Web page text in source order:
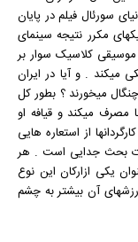
سورئال فیلم در پایان
مکرر نتیجه سینمای
موسیقی کلاسیک سوار بر
میکند . و آیا در ایران
چنگال میخورند ؟ بطور کل
مصرف میکند و قیافه او
از استعاره هایی
بحث جدایی است . هر
یکی ازارکان این نوع
آن بیشتر به چشم